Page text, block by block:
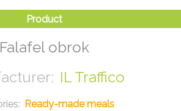
Falafel obrok
IL Traffico
Ready-made meals